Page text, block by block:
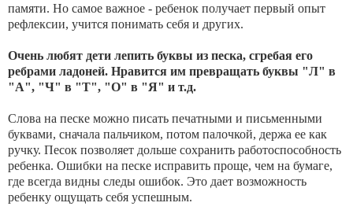
памяти. Но самое важное - ребенок получает первый опыт
рефлексии, учится понимать себя и других.
Очень любят дети лепить буквы из песка, сгребая его
ребрами ладоней. Нравится им превращать буквы "Л" в
"А", "Ч" в "Т", "О" в "Я" и т.д.
Слова на песке можно писать печатными и письменными
буквами, сначала пальчиком, потом палочкой, держа ее как
ручку. Песок позволяет дольше сохранить работоспособность
ребенка. Ошибки на песке исправить проще, чем на бумаге,
где всегда видны следы ошибок. Это дает возможность
ребенку ощущать себя успешным.